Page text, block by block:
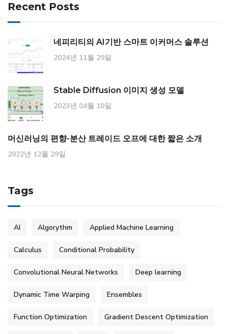
Recent Posts
네피리티의 AI기반 스마트 이커머스 솔루션
2024년 11월 29일
Stable Diffusion 이미지 생성 모델
2023년 04월 10일
머신러닝의 편향-분산 트레이드 오프에 대한 짧은 소개
2022년 12월 29일
Tags
AI Algorythm Applied Machine Learning
Calculus Conditional Probability
Convolutional Neural Networks Deep learning
Dynamic Time Warping Ensembles
Function Optimization Gradient Descent Optimization